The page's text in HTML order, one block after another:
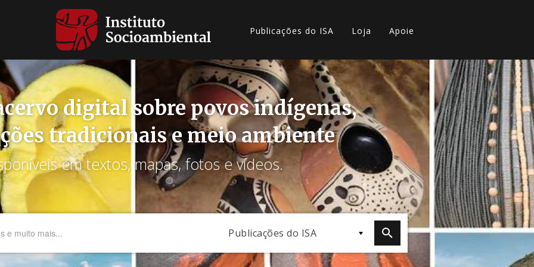
Publicações do ISA Loja Apoie
digital sobre povos indígenas,
tradicionais e meio ambiente
em textos, mapas, fotos e vídeos.
Publicações do ISA